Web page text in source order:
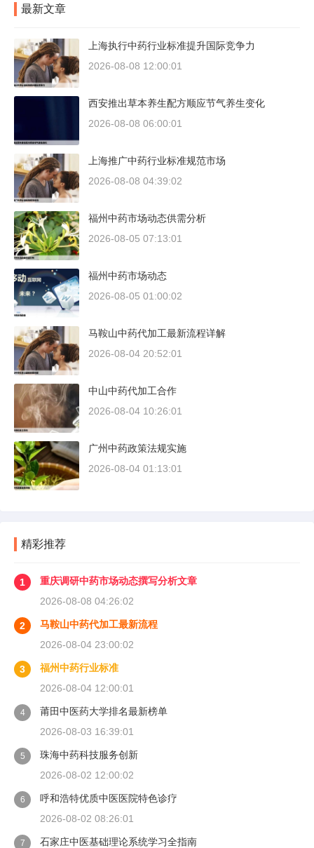
最新文章
上海执行中药行业标准提升国际竞争力
2026-08-08 12:00:01
西安推出草本养生配方顺应节气养生变化
2026-08-08 06:00:01
上海推广中药行业标准规范市场
2026-08-08 04:39:02
福州中药市场动态供需分析
2026-08-05 07:13:01
福州中药市场动态
2026-08-05 01:00:02
马鞍山中药代加工最新流程详解
2026-08-04 20:52:01
中山中药代加工合作
2026-08-04 10:26:01
广州中药政策法规实施
2026-08-04 01:13:01
精彩推荐
1
重庆调研中药市场动态撰写分析文章
2026-08-08 04:26:02
2
马鞍山中药代加工最新流程
2026-08-04 23:00:02
3
福州中药行业标准
2026-08-04 12:00:01
4
莆田中医药大学排名最新榜单
2026-08-03 16:39:01
5
珠海中药科技服务创新
2026-08-02 12:00:02
6
呼和浩特优质中医医院特色诊疗
2026-08-02 08:26:01
7 石家庄中医基础理论系统学习全指南